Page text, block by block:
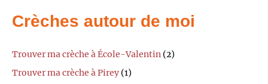
Crèches autour de moi
Trouver ma crèche à École-Valentin (2)
Trouver ma crèche à Pirey (1)